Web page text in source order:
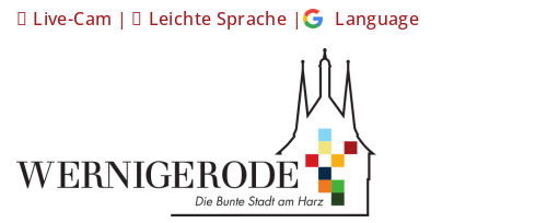
Live-Cam | Leichte Sprache | Language